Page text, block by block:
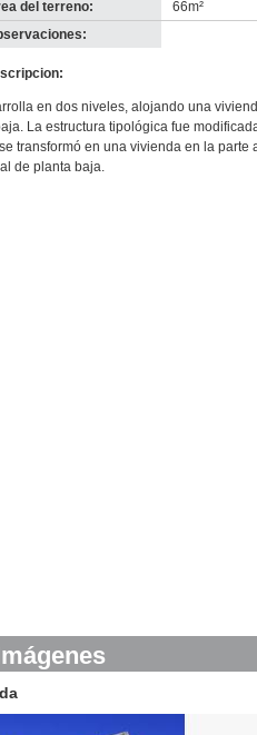
del terreno:
66m²
en dos niveles, alojando una
La estructura tipológica fue
transformó en una vivienda en la parte
de planta baja.